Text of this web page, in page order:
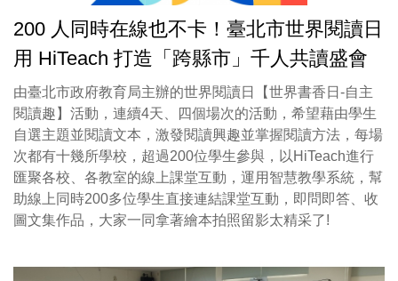
200 人同時在線也不卡！臺北市世界閱讀日
用 HiTeach 打造「跨縣市」千人共讀盛會
由臺北市政府教育局主辦的世界閱讀日【世界書香日-自主
閱讀趣】活動，連續4天、四個場次的活動，希望藉由學生
自選主題並閱讀文本，激發閱讀興趣並掌握閱讀方法，每場
次都有十幾所學校，超過200位學生參與，以HiTeach進行
匯聚各校、各教室的線上課堂互動，運用智慧教學系統，幫
助線上同時200多位學生直接連結課堂互動，即問即答、收
圖文集作品，大家一同拿著繪本拍照留影太精采了!